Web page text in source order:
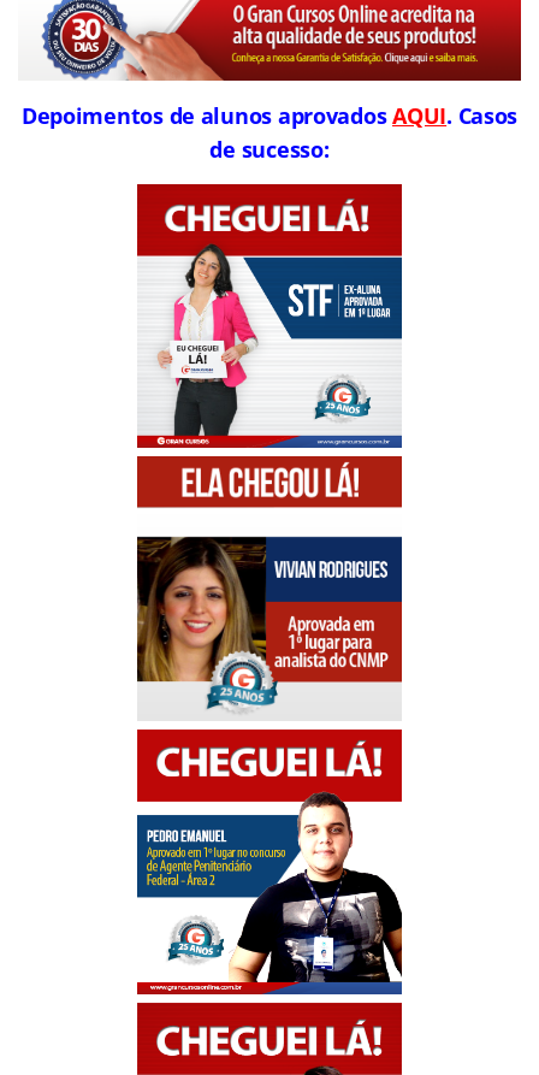
Depoimentos de alunos aprovadosAQUI. Casos
de sucesso: